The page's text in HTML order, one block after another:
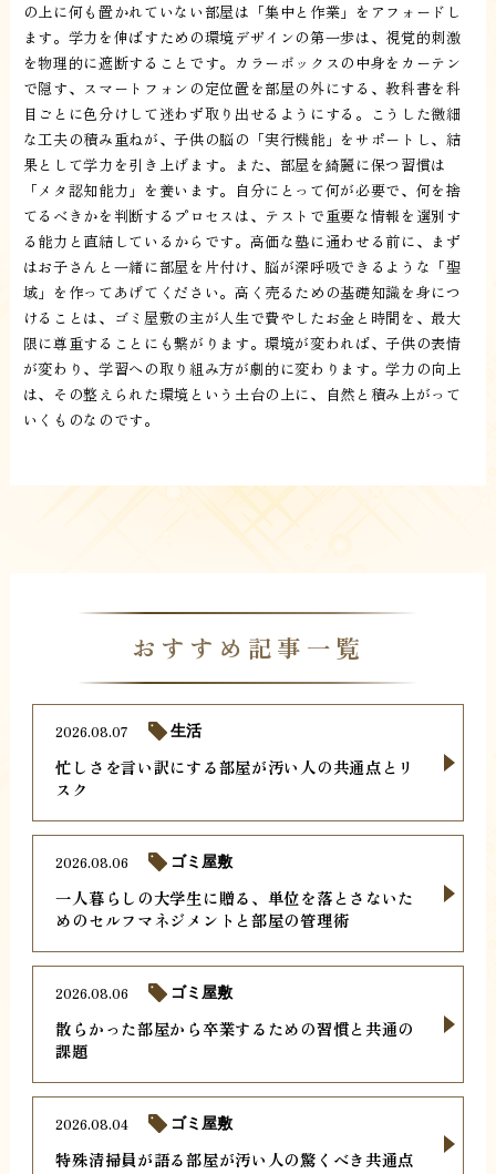
の上に何も置かれていない部屋は「集中と作業」をアフォードし
ます。学力を伸ばすための環境デザインの第一歩は、視覚的刺激
を物理的に遮断することです。カラーボックスの中身をカーテン
で隠す、スマートフォンの定位置を部屋の外にする、教科書を科
目ごとに色分けして迷わず取り出せるようにする。こうした微細
な工夫の積み重ねが、子供の脳の「実行機能」をサポートし、結
果として学力を引き上げます。また、部屋を綺麗に保つ習慣は
「メタ認知能力」を養います。自分にとって何が必要で、何を捨
てるべきかを判断するプロセスは、テストで重要な情報を選別す
る能力と直結しているからです。高価な塾に通わせる前に、まず
はお子さんと一緒に部屋を片付け、脳が深呼吸できるような「聖
域」を作ってあげてください。高く売るための基礎知識を身につ
けることは、ゴミ屋敷の主が人生で費やしたお金と時間を、最大
限に尊重することにも繋がります。環境が変われば、子供の表情
が変わり、学習への取り組み方が劇的に変わります。学力の向上
は、その整えられた環境という土台の上に、自然と積み上がって
いくものなのです。
おすすめ記事一覧
忙しさを言い訳にする部屋が汚い人の共通点とリ
スク
2026.08.07 生活
一人暮らしの大学生に贈る、単位を落とさないた
めのセルフマネジメントと部屋の管理術
2026.08.06 ゴミ屋敷
散らかった部屋から卒業するための習慣と共通の
課題
2026.08.06 ゴミ屋敷
特殊清掃員が語る部屋が汚い人の驚くべき共通点
2026.08.04 ゴミ屋敷